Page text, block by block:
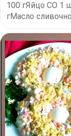
100 гЯйцо СО 1
гМасло